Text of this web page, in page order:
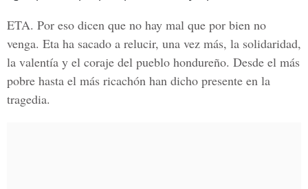
ETA. Por eso dicen que no hay mal que por bien no
venga. Eta ha sacado a relucir, una vez más, la solidaridad,
la valentía y el coraje del pueblo hondureño. Desde el más
pobre hasta el más ricachón han dicho presente en la
tragedia.